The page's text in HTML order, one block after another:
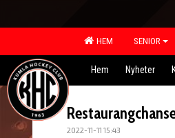
HEM SENIOR
Hem Nyheter
2022-11-11 15:43